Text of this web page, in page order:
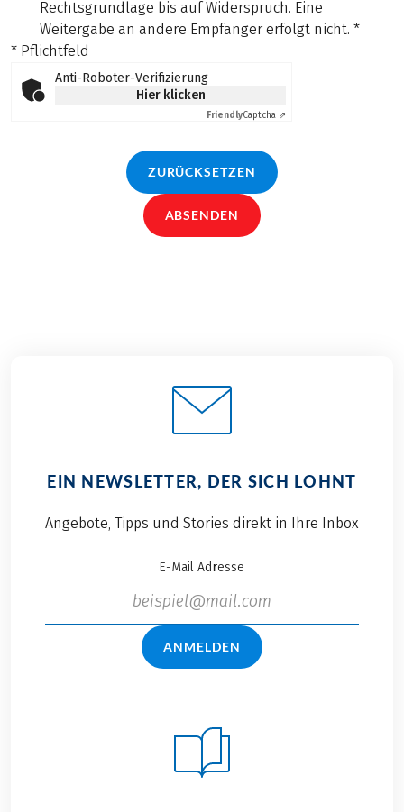
Rechtsgrundlage bis auf Widerspruch. Eine
Weitergabe an andere Empfänger erfolgt nicht. *
* Pflichtfeld
Anti-Roboter-Verifizierung
Hier klicken
FriendlyCaptcha ⇗
ZURÜCKSETZEN
ABSENDEN
EIN NEWSLETTER, DER SICH LOHNT
Angebote, Tipps und Stories direkt in Ihre Inbox
E-Mail Adresse
ANMELDEN